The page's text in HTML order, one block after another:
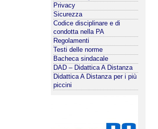
Privacy
Sicurezza
Codice disciplinare e di
condotta nella PA
Regolamenti
Testi delle norme
Bacheca sindacale
DAD – Didattica A Distanza
Didattica A Distanza per i più
piccini